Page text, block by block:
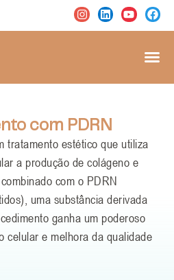
com PDRN
tratamento estético que utiliza
a produção de colágeno e
com o PDRN
uma substância derivada
ganha um poderoso
celular e melhora da qualidade